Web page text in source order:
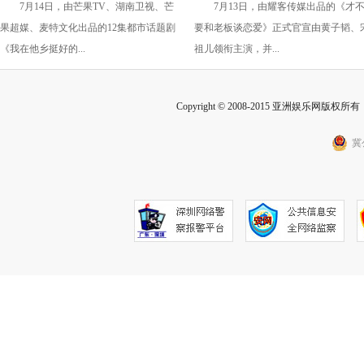
告海报双发 展现异乡青年生存
绘卷
7月14日，由芒果TV、湖南卫视、芒
果超媒、麦特文化出品的12集都市话题剧
《我在他乡挺好的...
官宣 黄子韬宋祖儿共赴宿命
约
7月13日，由耀客传媒出品的《才不
要和老板谈恋爱》正式官宣由黄子韬、
祖儿领衔主演，并...
Copyright © 2008-2015 亚洲娱乐网版权所
冀